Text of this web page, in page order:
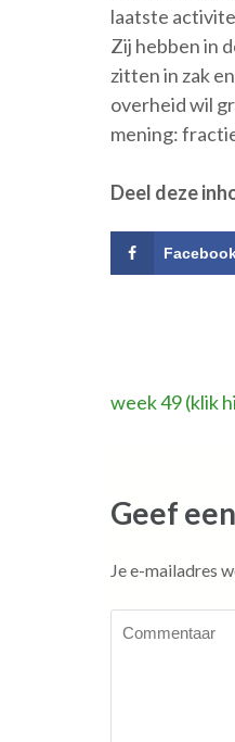
laatste
Zij hebben in
zitten in zak
overheid wil
mening:
Deel deze
Bericht
week 49 (klik
Geef
Je e-mailadres